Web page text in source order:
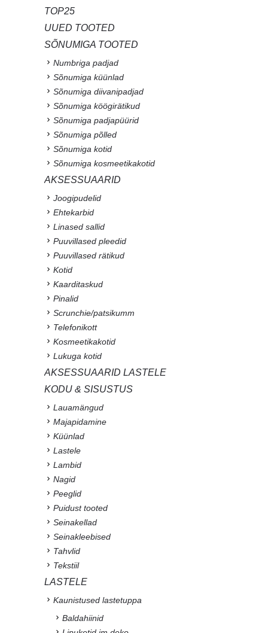
TOP25
UUED TOOTED
SÕNUMIGA TOOTED
Numbriga padjad
Sõnumiga küünlad
Sõnumiga diivanipadjad
Sõnumiga köögirätikud
Sõnumiga padjapüürid
Sõnumiga põlled
Sõnumiga kotid
Sõnumiga kosmeetikakotid
AKSESSUAARID
Joogipudelid
Ehtekarbid
Linased sallid
Puuvillased pleedid
Puuvillased rätikud
Kotid
Kaarditaskud
Pinalid
Scrunchie/patsikumm
Telefonikott
Kosmeetikakotid
Lukuga kotid
AKSESSUAARID LASTELE
KODU & SISUSTUS
Lauamängud
Majapidamine
Küünlad
Lastele
Lambid
Nagid
Peeglid
Puidust tooted
Seinakellad
Seinakleebised
Tahvlid
Tekstiil
LASTELE
Kaunistused lastetuppa
Baldahiinid